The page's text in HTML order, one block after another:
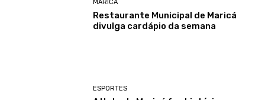
MARICÁ
Restaurante Municipal de Maricá
divulga cardápio da semana
ESPORTES